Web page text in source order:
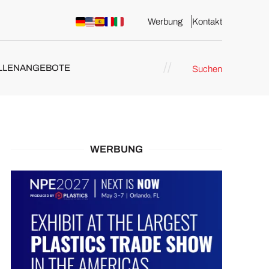
Werbung Kontakt
Suchen
WERBUNG